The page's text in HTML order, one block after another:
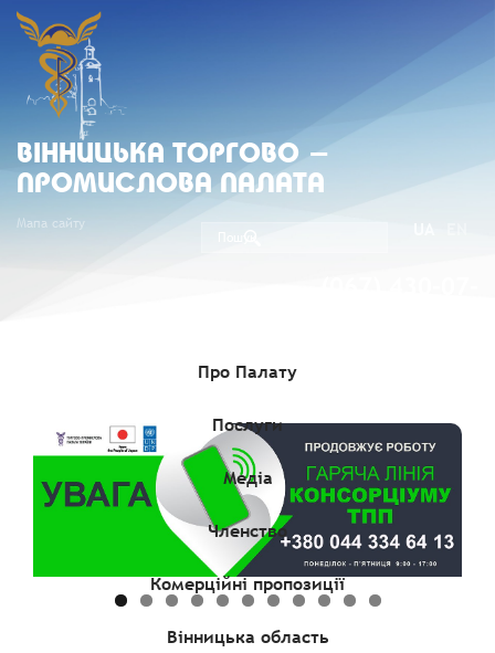
ВIННИЦЬКА ТОРГОВО -
ПРОМИСЛОВА ПАЛАТА
Мапа сайту
Про Палату
Послуги
Медіа
Членство
Комерційні пропозиції
Вінницька область